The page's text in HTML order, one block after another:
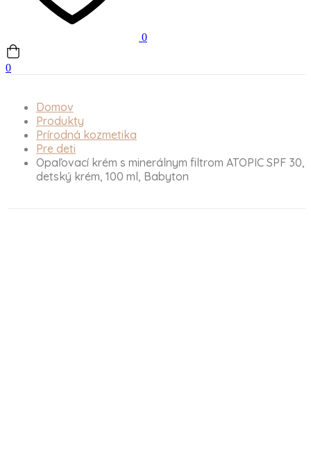
0
0
Domov
Produkty
Prírodná kozmetika
Pre deti
Opaľovací krém s minerálnym filtrom ATOPIC SPF 30,
detský krém, 100 ml, Babyton